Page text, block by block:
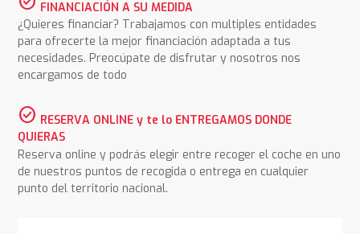
FINANCIACIÓN A SU MEDIDA
¿Quieres financiar? Trabajamos con multiples entidades
para ofrecerte la mejor financiación adaptada a tus
necesidades. Preocúpate de disfrutar y nosotros nos
encargamos de todo
check_circle RESERVA ONLINE y te lo ENTREGAMOS DONDE
QUIERAS
Reserva online y podrás elegir entre recoger el coche en uno
de nuestros puntos de recogida o entrega en cualquier
punto del territorio nacional.